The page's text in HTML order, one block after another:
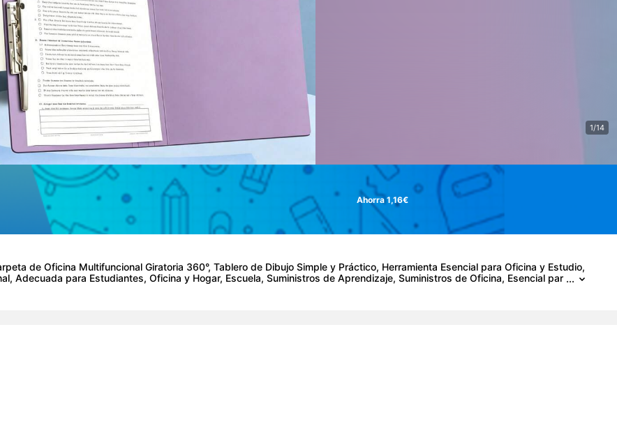
1/14
Ahorra 1,16€
de Oficina Multifuncional Giratoria 360°, Tablero de Dibujo Simple y Práctico, Herramienta Esencial para Oficina y Estudio,
Adecuada para Estudiantes, Oficina y Hogar, Escuela, Suministros de Aprendizaje, Suministros de Oficina, Esencial par